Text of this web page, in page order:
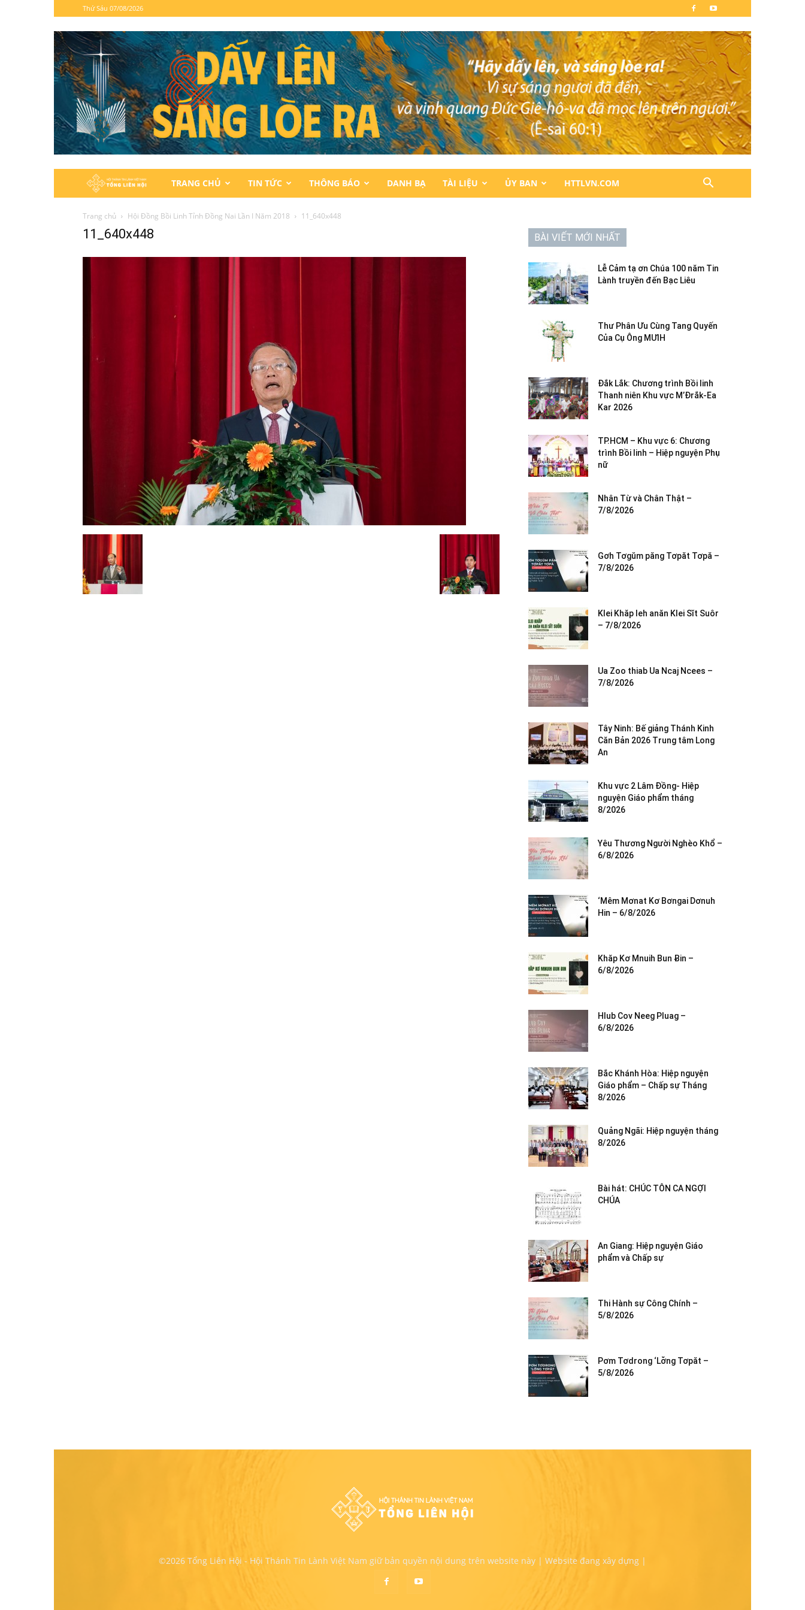
Thứ Sáu 07/08/2026
Hội
Thánh
TRANG CHỦ TIN TỨC THÔNG BÁO DANH BẠ TÀI LIỆU ỦY BAN HTTLVN.COM
Trang chủ Hội Đồng Bồi Linh Tỉnh Đồng Nai Lần I Năm 2018 11_640x448
11_640x448 BÀI VIẾT MỚI NHẤT
Lễ Cảm tạ ơn Chúa 100 năm Tin
Lành truyền đến Bạc Liêu
Thư Phân Ưu Cùng Tang Quyến
Của Cụ Ông MƯIH
Đắk Lắk: Chương trình Bồi linh
Thanh niên Khu vực M’Đrắk-Ea
Kar 2026
TP.HCM – Khu vực 6: Chương
trình Bồi linh – Hiệp nguyện Phụ
nữ
Nhân Từ và Chân Thật –
7/8/2026
Gơh Tơgŭm păng Tơpăt Tơpă –
7/8/2026
Klei Khăp leh anăn Klei Sĭt Suôr
– 7/8/2026
Ua Zoo thiab Ua Ncaj Ncees –
7/8/2026
Tây Ninh: Bế giảng Thánh Kinh
Căn Bản 2026 Trung tâm Long
An
Khu vực 2 Lâm Đồng- Hiệp
nguyện Giáo phẩm tháng
8/2026
Yêu Thương Người Nghèo Khổ –
6/8/2026
‘Mêm Mơnat Kơ Bơngai Dơnuh
Hin – 6/8/2026
Khăp Kơ Mnuih Bun Ƀin –
6/8/2026
Hlub Cov Neeg Pluag –
6/8/2026
Bắc Khánh Hòa: Hiệp nguyện
Giáo phẩm – Chấp sự Tháng
8/2026
Quảng Ngãi: Hiệp nguyện tháng
8/2026
Bài hát: CHÚC TÔN CA NGỢI
CHÚA
An Giang: Hiệp nguyện Giáo
phẩm và Chấp sự
Thi Hành sự Công Chính –
5/8/2026
Pơm Tơdrong ‘Lơ̆ng Tơpăt –
5/8/2026
©2026 Tổng Liên Hội - Hội Thánh Tin Lành Việt Nam giữ bản quyền nội dung trên website này | Website đang xây dựng |